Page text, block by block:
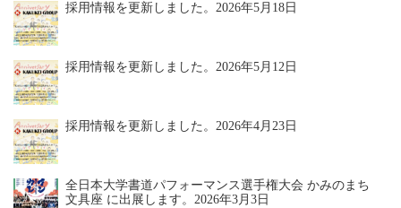
採用情報を更新しました。 2026年5月18日
採用情報を更新しました。 2026年5月12日
採用情報を更新しました。 2026年4月23日
全日本大学書道パフォーマンス選手権大会 かみのまち
文具座 に出展します。 2026年3月3日